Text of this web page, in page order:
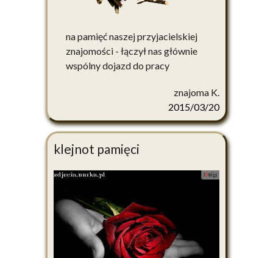
na pamięć naszej przyjacielskiej
znajomości - łączył nas głównie
wspólny dojazd do pracy
znajoma K.
2015/03/20
klejnot pamięci